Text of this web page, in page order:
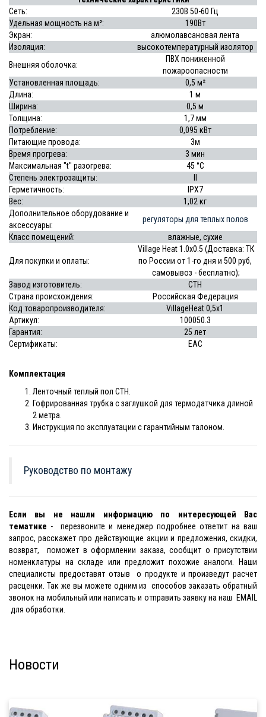
Сеть:
230В 50-60 Гц
Удельная мощность на м²:
190Вт
Экран:
алюмолавсановая лента
Изоляция:
высокотемпературный изолятор
Внешняя оболочка:
ПВХ пониженной
пожароопасности
Установленная площадь:
0,5 м²
Длина:
1 м
Ширина:
0,5 м
Толщина:
1,7 мм
Потребление:
0,095 кВт
Питающие провода:
3м
Время прогрева:
3 мин
Максимальная "t" разогрева:
45 °С
Степень электрозащиты:
Герметичность:
IPX7
Вес:
1,02 кг
Дополнительное оборудование и
аксессуары:
регуляторы для теплых полов
Класс помещений:
влажные, сухие
Для покупки и оплаты:
Village Heat 1.0х0.5 (Доставка: ТК
по России от 1-го дня и 500 руб,
самовывоз - бесплатно);
Завод изготовитель:
СТН
Страна происхождения:
Российская Федерация
Код товаропроизводителя:
VillageHeat 0,5х1
Артикул:
100050.3
Гарантия:
25 лет
Сертификаты:
EAC
Комплектация
Ленточный теплый пол СТН.
Гофрированная трубка с заглушкой для термодатчика длиной
2 метра.
Инструкция по эксплуатации с гарантийным талоном.
Руководство по монтажу
Если вы не нашли информацию по интересующей Вас
тематике - перезвоните и менеджер подробнее ответит на ваш
запрос, расскажет про действующие акции и предложения, скидки,
возврат, поможет в оформлении заказа, сообщит о присутствии
номенклатуры на складе или предложит похожие аналоги. Наши
специалисты предоставят отзыв о продукте и произведут расчет
расценки. Так же вы можете одним из способов заказать обратный
звонок на мобильный или написать и отправить заявку на наш EMAIL
для обработки.
Новости